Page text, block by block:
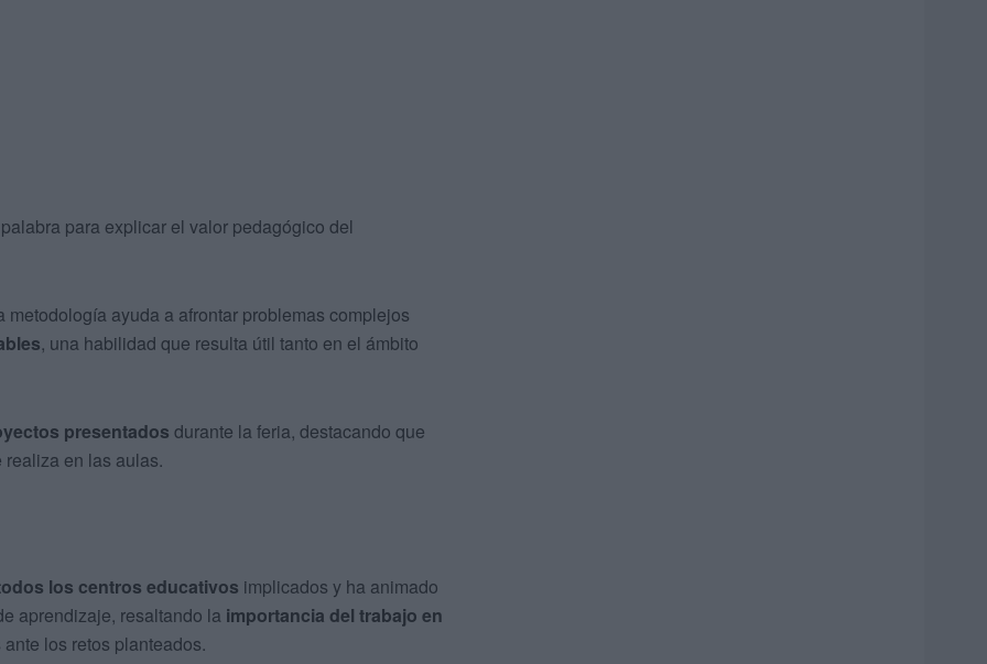
para explicar el valor pedagógico del
ayuda a afrontar problemas complejos
, una habilidad que resulta útil tanto en el ámbito
presentados durante la feria, destacando que
en las aulas.
los centros educativos implicados y ha animado
aprendizaje, resaltando la importancia del trabajo en
los retos planteados.